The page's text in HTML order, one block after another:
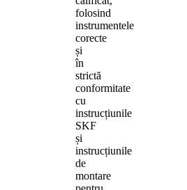
folosind
instrumentele
corecte
și
în
strictă
conformitate
cu
instrucțiunile
SKF
și
instrucțiunile
de
montare